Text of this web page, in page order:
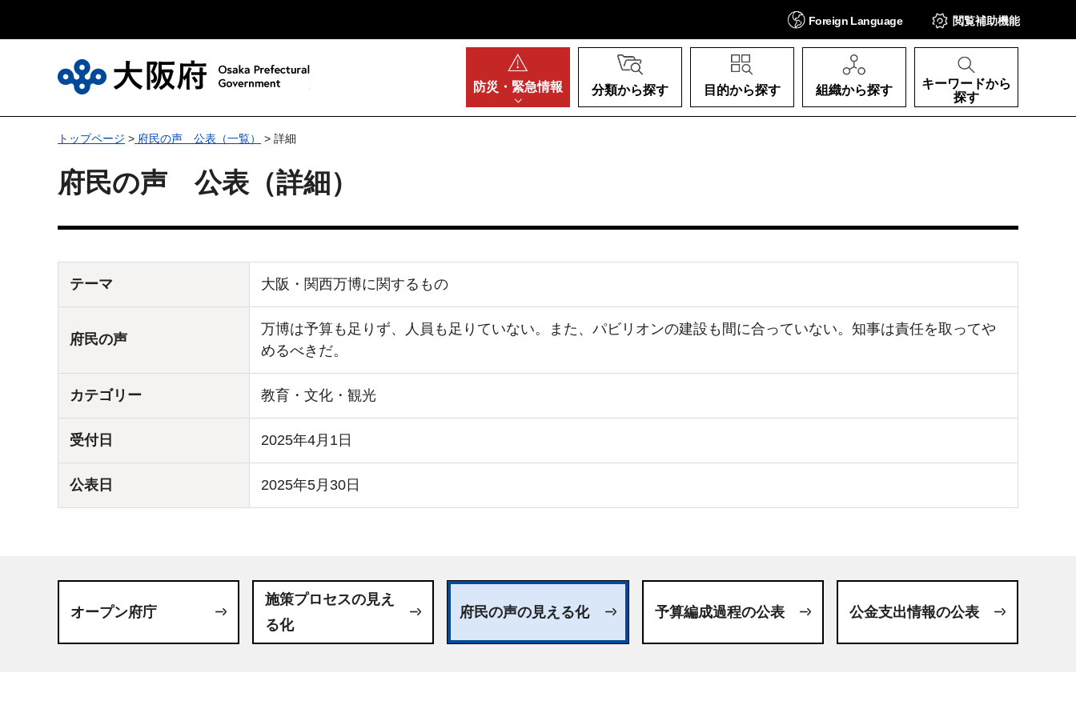
Foreign Language 閲覧補助機能
防災・ 緊急情報 分類から探す 目的から探す 組織から探す
キーワードから
探す
トップページ > 府民の声 公表（一覧） > 詳細
府民の声 公表（詳細）
テーマ 大阪・関西万博に関するもの
府民の声
万博は予算も足りず、人員も足りていない。また、パビリオンの建設も間に合っていない。知事は責任を取ってや
めるべきだ。
カテゴリー 教育・文化・観光
受付日 2025年4月1日
公表日 2025年5月30日
オープン府庁
施策プロセスの見え
る化
府民の声の見える化 予算編成過程の公表 公金支出情報の公表